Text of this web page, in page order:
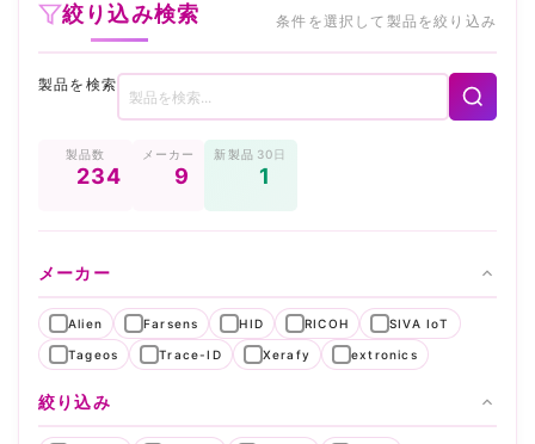
絞り込み検索 条件を選択して製品を絞り込み
製品を検索
製品数
234
メーカー
9
新製品 30日
1
メーカー
Alien Farsens HID RICOH SIVA IoT
Tageos Trace-ID Xerafy extronics
絞り込み